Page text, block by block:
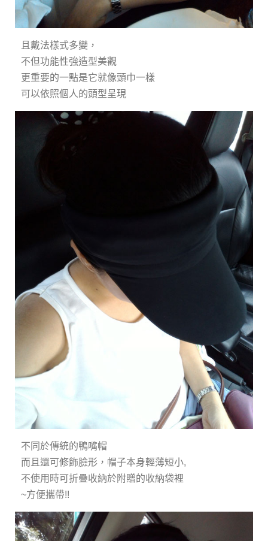
且戴法樣式多變，
不但功能性強造型美觀
更重要的一點是它就像頭巾一樣
可以依照個人的頭型呈現
不同於傳統的鴨嘴帽
而且還可修飾臉形，帽子本身輕薄短小,
不使用時可折疊收納於附贈的收納袋裡
~方便攜帶!!